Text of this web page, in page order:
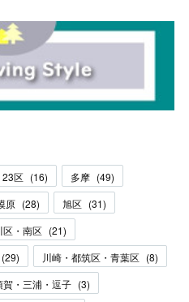
23区 (16) 多摩 (49)
原 (28) 旭区 (31)
区・南区 (21)
(29) 川崎・都筑区・青葉区 (8)
賀・三浦・逗子 (3)